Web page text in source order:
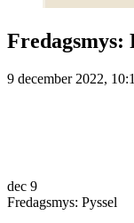
Fredagsmys:
9 december 2022,
dec 9
Fredagsmys: Pyssel